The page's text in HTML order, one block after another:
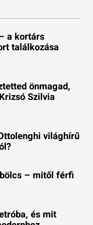
a kortárs
találkozása
önmagad,
Szilvia
világhírű
– mitől férfi
és mit